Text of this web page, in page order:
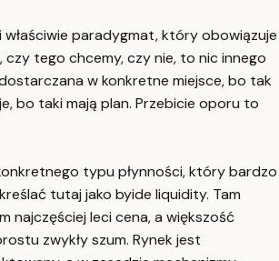
paradygmat, który obowiązuje
tego chcemy, czy nie, to nic innego
w konkretne miejsce, bo tak
bo taki mają plan. Przebicie oporu to
typu płynności, który bardzo
tutaj jako byide liquidity. Tam
najczęściej leci cena, a większość
zwykły szum. Rynek jest